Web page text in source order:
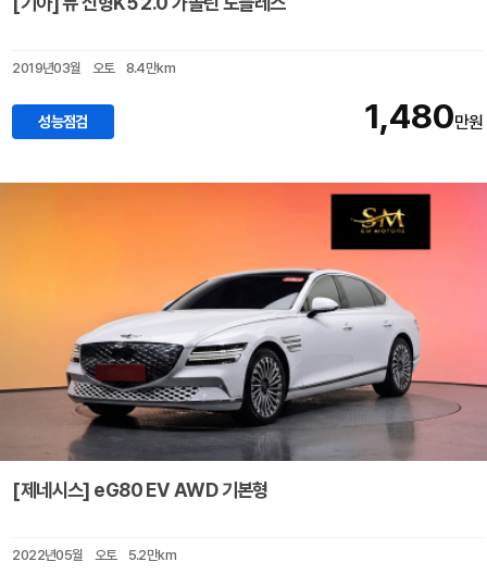
2019년03월 오토 8.4만km
성능점검 1,480만원
[제네시스] eG80 EV AWD 기본형
2022년05월 오토 5.2만km